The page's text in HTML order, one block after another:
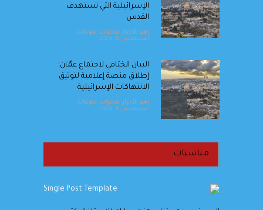
الإسرائيلية التي تستهدف
القدس
اهم الأخبار, محليات, منوعات
أغسطس 5, 2026
البيان الختامي لاجتماع عمّان:
إطلاق منصة إعلامية لتوثيق
الانتهاكات الإسرائيلية
اهم الأخبار, محليات, منوعات
أغسطس 5, 2026
الصفدي: لولا الوصاية الهاشمية
مناسبات